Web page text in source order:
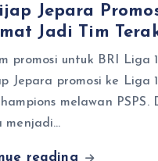
Jepara
Jadi Tim
promosi untuk BRI Liga
Jepara promosi ke Liga
melawan
menjadi…
reading